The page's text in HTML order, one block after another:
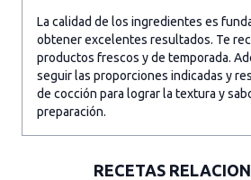
La calidad de los ingredientes es
obtener excelentes resultados. Te
productos frescos y de temporada.
seguir las proporciones indicadas y
de cocción para lograr la textura y
preparación.
RECETAS